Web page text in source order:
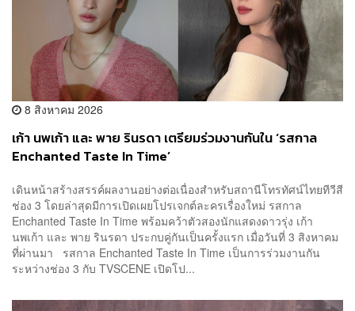
8 สิงหาคม 2026
เก้า นพเก้า และ พาย รินรดา เตรียมร่วมงานกันใน ‘รสกาล
Enchanted Taste In Time’
เดินหน้าสร้างสรรค์ผลงานอย่างต่อเนื่องสำหรับสถานีโทรทัศน์ไทยทีวีสี
ช่อง 3 โดยล่าสุดมีการเปิดเผยโปรเจกต์ละครเรื่องใหม่ รสกาล
Enchanted Taste In Time พร้อมคว้าตัวสองนักแสดงดาวรุ่ง เก้า
นพเก้า และ พาย รินรดา ประกบคู่กันเป็นครั้งแรก เมื่อวันที่ 3 สิงหาคม
ที่ผ่านมา รสกาล Enchanted Taste In Time เป็นการร่วมงานกัน
ระหว่างช่อง 3 กับ TVSCENE เปิดโป...